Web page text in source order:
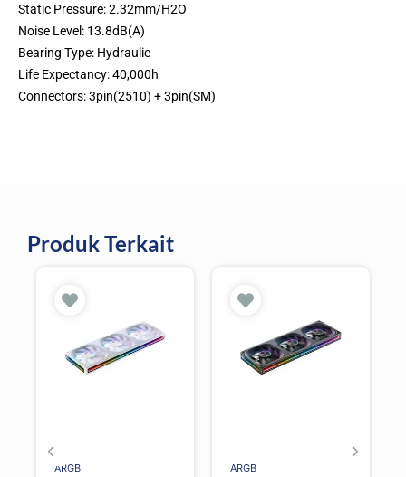
Static Pressure: 2.32mm/H2O
Noise Level: 13.8dB(A)
Bearing Type: Hydraulic
Life Expectancy: 40,000h
Connectors: 3pin(2510) + 3pin(SM)
Produk Terkait
ARGB ARGB